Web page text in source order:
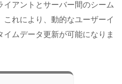
イアントとサーバー間のシーム
これにより、動的なユーザーイ
イムデータ更新が可能になりま